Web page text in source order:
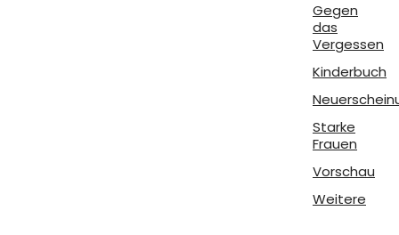
Gegen
das
Vergessen
Kinderbuch
Starke
Frauen
Vorschau
Weitere